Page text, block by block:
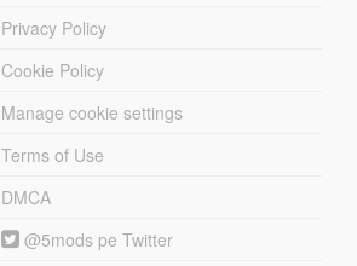
Privacy Policy
Cookie Policy
Manage cookie settings
Terms of Use
DMCA
@5mods pe Twitter